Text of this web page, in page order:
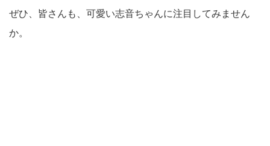
ぜひ、皆さんも、可愛い志音ちゃんに注目してみません
か。